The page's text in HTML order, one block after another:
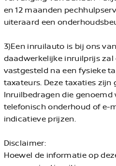
en 12 maanden
uiteraard een
3)Een inruilauto is bij ons
daadwerkelijke inruilprijs
vastgesteld na een fysieke
taxateurs. Deze taxaties zijn
Inruilbedragen die
telefonisch onderhoud of e-
indicatieve prijzen.
Disclaimer:
Hoewel de informatie op